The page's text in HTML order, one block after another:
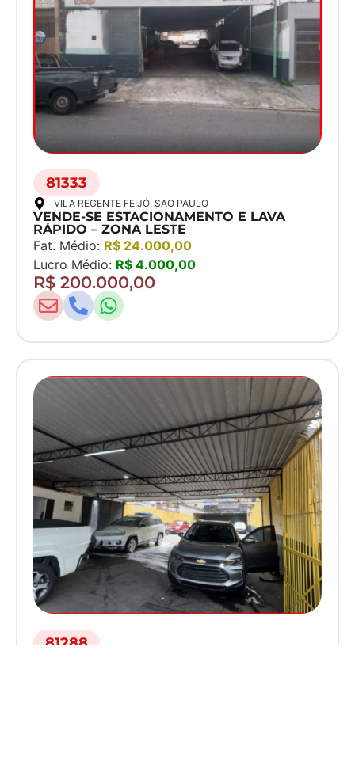
81333
VILA REGENTE FEIJÓ, SAO PAULO
VENDE-SE ESTACIONAMENTO E LAVA
RÁPIDO – ZONA LESTE
Fat. Médio: R$ 24.000,00
Lucro Médio: R$ 4.000,00
R$ 200.000,00
81288